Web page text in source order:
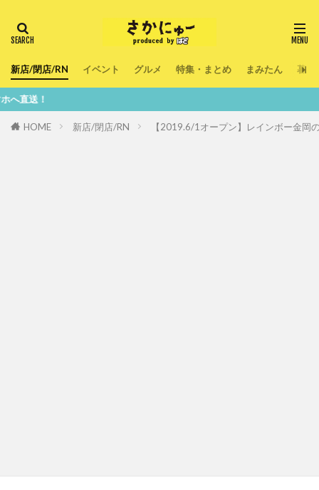
新店/閉店/RN イベント グルメ 特集・まとめ まみたん 暮ら
HOME 新店/閉店/RN 【2019.6/1オープン】レインボー金岡